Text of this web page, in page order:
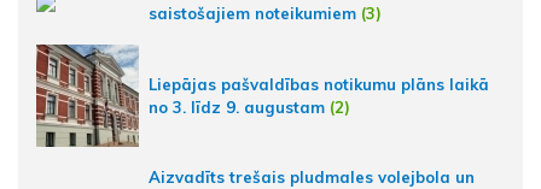
saistošajiem noteikumiem (3)
Liepājas pašvaldības notikumu plāns laikā
no 3. līdz 9. augustam (2)
Aizvadīts trešais pludmales volejbola un